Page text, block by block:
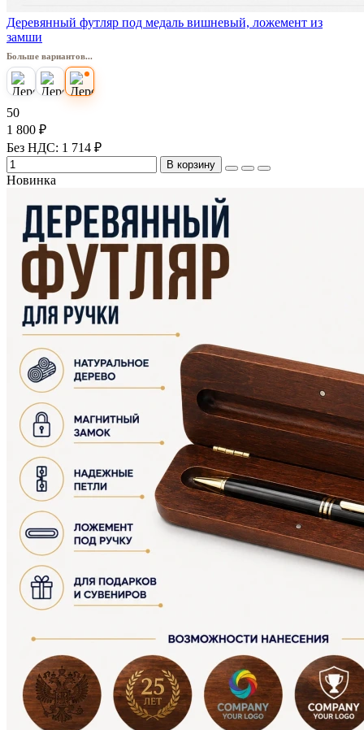
Деревянный футляр под медаль вишневый, ложемент из
замши
Больше вариантов...
50
1 800 ₽
Без НДС: 1 714 ₽
В корзину
Новинка